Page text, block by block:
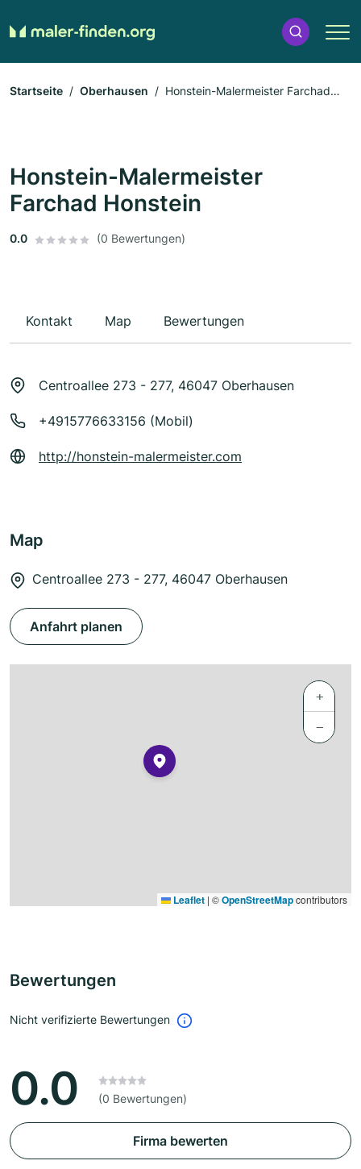
Startseite Oberhausen
Honstein-Malermeister Farchad
Honstein-Malermeister
Farchad Honstein
0.0 (0 Bewertungen)
Kontakt Map Bewertungen
Centroallee 273 - 277, 46047 Oberhausen
+4915776633156 (Mobil)
http://honstein-malermeister.com
Map
Centroallee 273 - 277, 46047 Oberhausen
Anfahrt planen
+
−
Leaflet | ©OpenStreetMapcontributors
Bewertungen
Nicht verifizierte Bewertungen
0.0 (0 Bewertungen)
Firma bewerten